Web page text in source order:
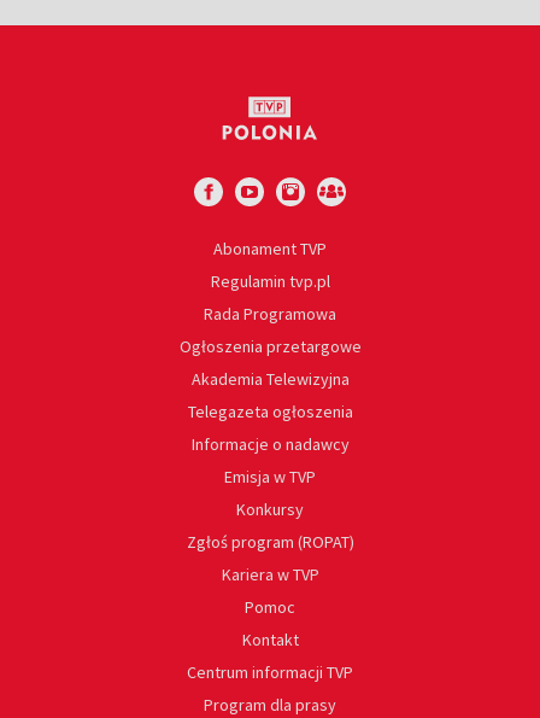
Abonament TVP
Regulamin tvp.pl
Rada Programowa
Ogłoszenia przetargowe
Akademia Telewizyjna
Telegazeta ogłoszenia
Informacje o nadawcy
Emisja w TVP
Konkursy
Zgłoś program (ROPAT)
Kariera w TVP
Pomoc
Kontakt
Centrum informacji TVP
Program dla prasy